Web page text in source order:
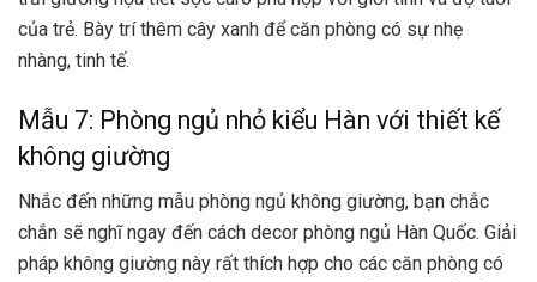
của trẻ. Bày trí thêm cây xanh để căn phòng có sự nhẹ
nhàng, tinh tế.
Mẫu 7: Phòng ngủ nhỏ kiểu Hàn với thiết kế
không giường
Nhắc đến những mẫu phòng ngủ không giường, bạn chắc
chắn sẽ nghĩ ngay đến cách decor phòng ngủ Hàn Quốc. Giải
pháp không giường này rất thích hợp cho các căn phòng có